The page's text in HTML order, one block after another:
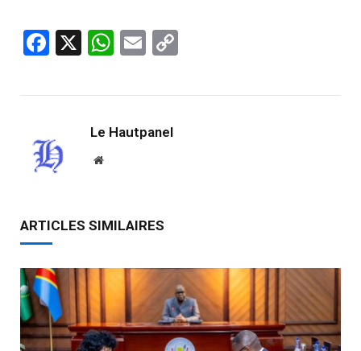
Facebook
X WhatsApp
Email
Le Hautpanel
Website
ARTICLES SIMILAIRES